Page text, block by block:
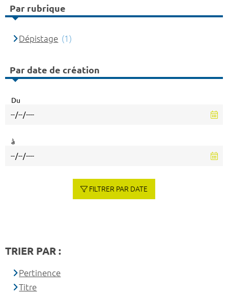
Par rubrique
Dépistage (1)
Par date de création
Du
à
FILTRER PAR DATE
TRIER PAR :
Pertinence
Titre